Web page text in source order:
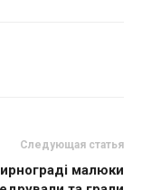
Следующая статья
малюки